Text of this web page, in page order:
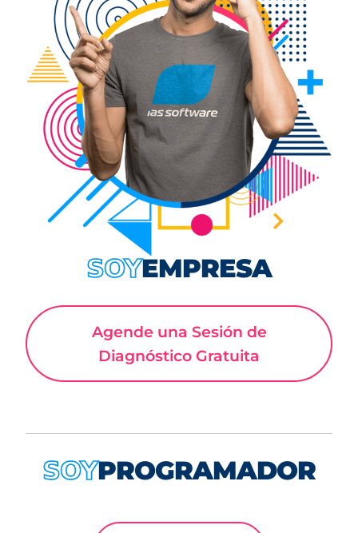
Aseguramiento de Calidad (QA)
Términos de Uso
SOYEMPRESA
Agende una Sesión de
Diagnóstico Gratuita
SOYPROGRAMADOR